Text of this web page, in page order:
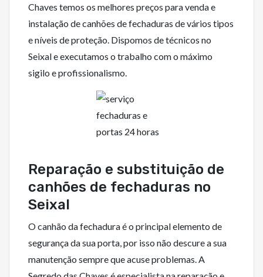
Chaves temos os melhores preços para venda e
instalação de canhões de fechaduras de vários tipos
e níveis de proteção. Dispomos de técnicos no
Seixal e executamos o trabalho com o máximo
sigilo e profissionalismo.
Reparação e substituição de
canhões de fechaduras no
Seixal
O canhão da fechadura é o principal elemento de
segurança da sua porta, por isso não descure a sua
manutenção sempre que acuse problemas. A